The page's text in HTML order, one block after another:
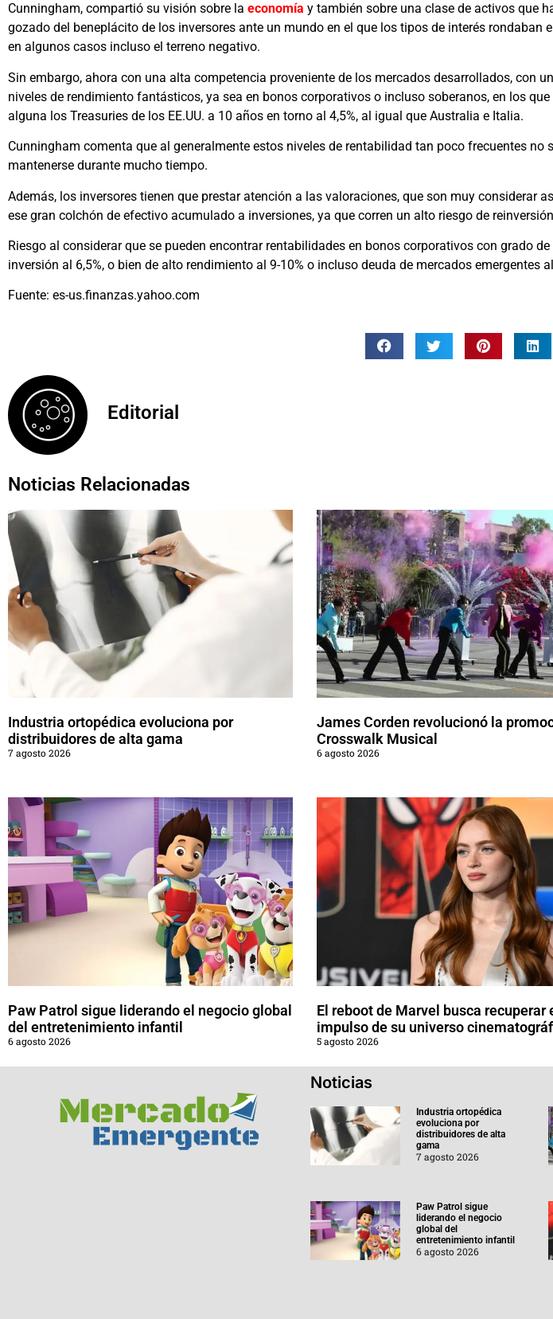
Cunningham, compartió su visión sobre la economía y también sobre una clase de activos que
gozado del beneplácito de los inversores ante un mundo en el que los tipos de interés rondaban
en algunos casos incluso el terreno negativo.
Sin embargo, ahora con una alta competencia proveniente de los mercados desarrollados, con
niveles de rendimiento fantásticos, ya sea en bonos corporativos o incluso soberanos, en los
alguna los Treasuries de los EE.UU. a 10 años en torno al 4,5%, al igual que Australia e Italia.
Cunningham comenta que al generalmente estos niveles de rentabilidad tan poco frecuentes no
mantenerse durante mucho tiempo.
Además, los inversores tienen que prestar atención a las valoraciones, que son muy considerar
ese gran colchón de efectivo acumulado a inversiones, ya que corren un alto riesgo de
Riesgo al considerar que se pueden encontrar rentabilidades en bonos corporativos con grado de
inversión al 6,5%, o bien de alto rendimiento al 9-10% o incluso deuda de mercados emergentes
Fuente: es-us.finanzas.yahoo.com
Editorial
Noticias Relacionadas
Industria ortopédica evoluciona por
distribuidores de alta gama
7 agosto 2026
James Corden revolucionó la
Crosswalk Musical
6 agosto 2026
Paw Patrol sigue liderando el negocio global
del entretenimiento infantil
6 agosto 2026
El reboot de Marvel busca recuperar
impulso de su universo
5 agosto 2026
Noticias
Industria ortopédica
evoluciona por
distribuidores de alta
gama
7 agosto 2026
Paw Patrol sigue
liderando el negocio
global del
entretenimiento infantil
6 agosto 2026